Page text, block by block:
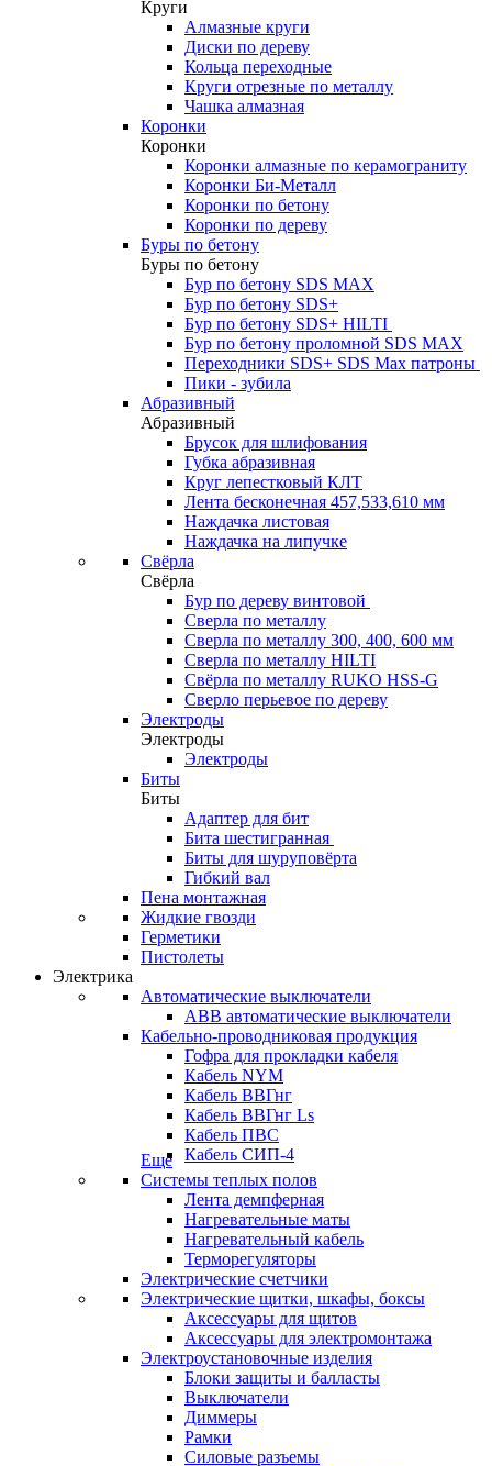
Круги
Алмазные круги
Диски по дереву
Кольца переходные
Круги отрезные по металлу
Чашка алмазная
Коронки
Коронки
Коронки алмазные по керамограниту
Коронки Би-Металл
Коронки по бетону
Коронки по дереву
Буры по бетону
Буры по бетону
Бур по бетону SDS MAX
Бур по бетону SDS+
Бур по бетону SDS+ HILTI
Бур по бетону проломной SDS MAX
Переходники SDS+ SDS Max патроны
Пики - зубила
Абразивный
Абразивный
Брусок для шлифования
Губка абразивная
Круг лепестковый КЛТ
Лента бесконечная 457,533,610 мм
Наждачка листовая
Наждачка на липучке
Свёрла
Свёрла
Бур по дереву винтовой
Сверла по металлу
Сверла по металлу 300, 400, 600 мм
Сверла по металлу HILTI
Свёрла по металлу RUKO HSS-G
Сверло перьевое по дереву
Электроды
Электроды
Электроды
Биты
Биты
Адаптер для бит
Бита шестигранная
Биты для шуруповёрта
Гибкий вал
Пена монтажная
Жидкие гвозди
Герметики
Пистолеты
Электрика
Автоматические выключатели
ABB автоматические выключатели
Кабельно-проводниковая продукция
Гофра для прокладки кабеля
Кабель NYM
Кабель ВВГнг
Кабель ВВГнг Ls
Кабель ПВС
Кабель СИП-4
Еще
Системы теплых полов
Лента демпферная
Нагревательные маты
Нагревательный кабель
Терморегуляторы
Электрические счетчики
Электрические щитки, шкафы, боксы
Аксессуары для щитов
Аксессуары для электромонтажа
Электроустановочные изделия
Блоки защиты и балласты
Выключатели
Диммеры
Рамки
Силовые разъемы